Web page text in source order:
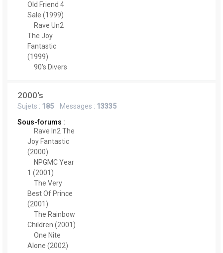
Old Friend 4
Sale (1999)
Rave Un2
The Joy
Fantastic
(1999)
90's Divers
2000's
Sujets : 185 Messages : 13335
Sous-forums :
Rave In2 The
Joy Fantastic
(2000)
NPGMC Year
1 (2001)
The Very
Best Of Prince
(2001)
The Rainbow
Children (2001)
One Nite
Alone (2002)